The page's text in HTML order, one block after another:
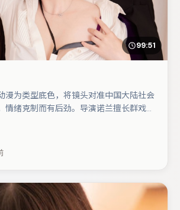
99:51
漫为类型底色，将镜头对准中国大陆社会
情绪克制而有后劲。导演诺兰擅长群戏与
片情感锚点，段奕宏则以细节塑造推动谜
紧凑、反转有度，值得列入片单。